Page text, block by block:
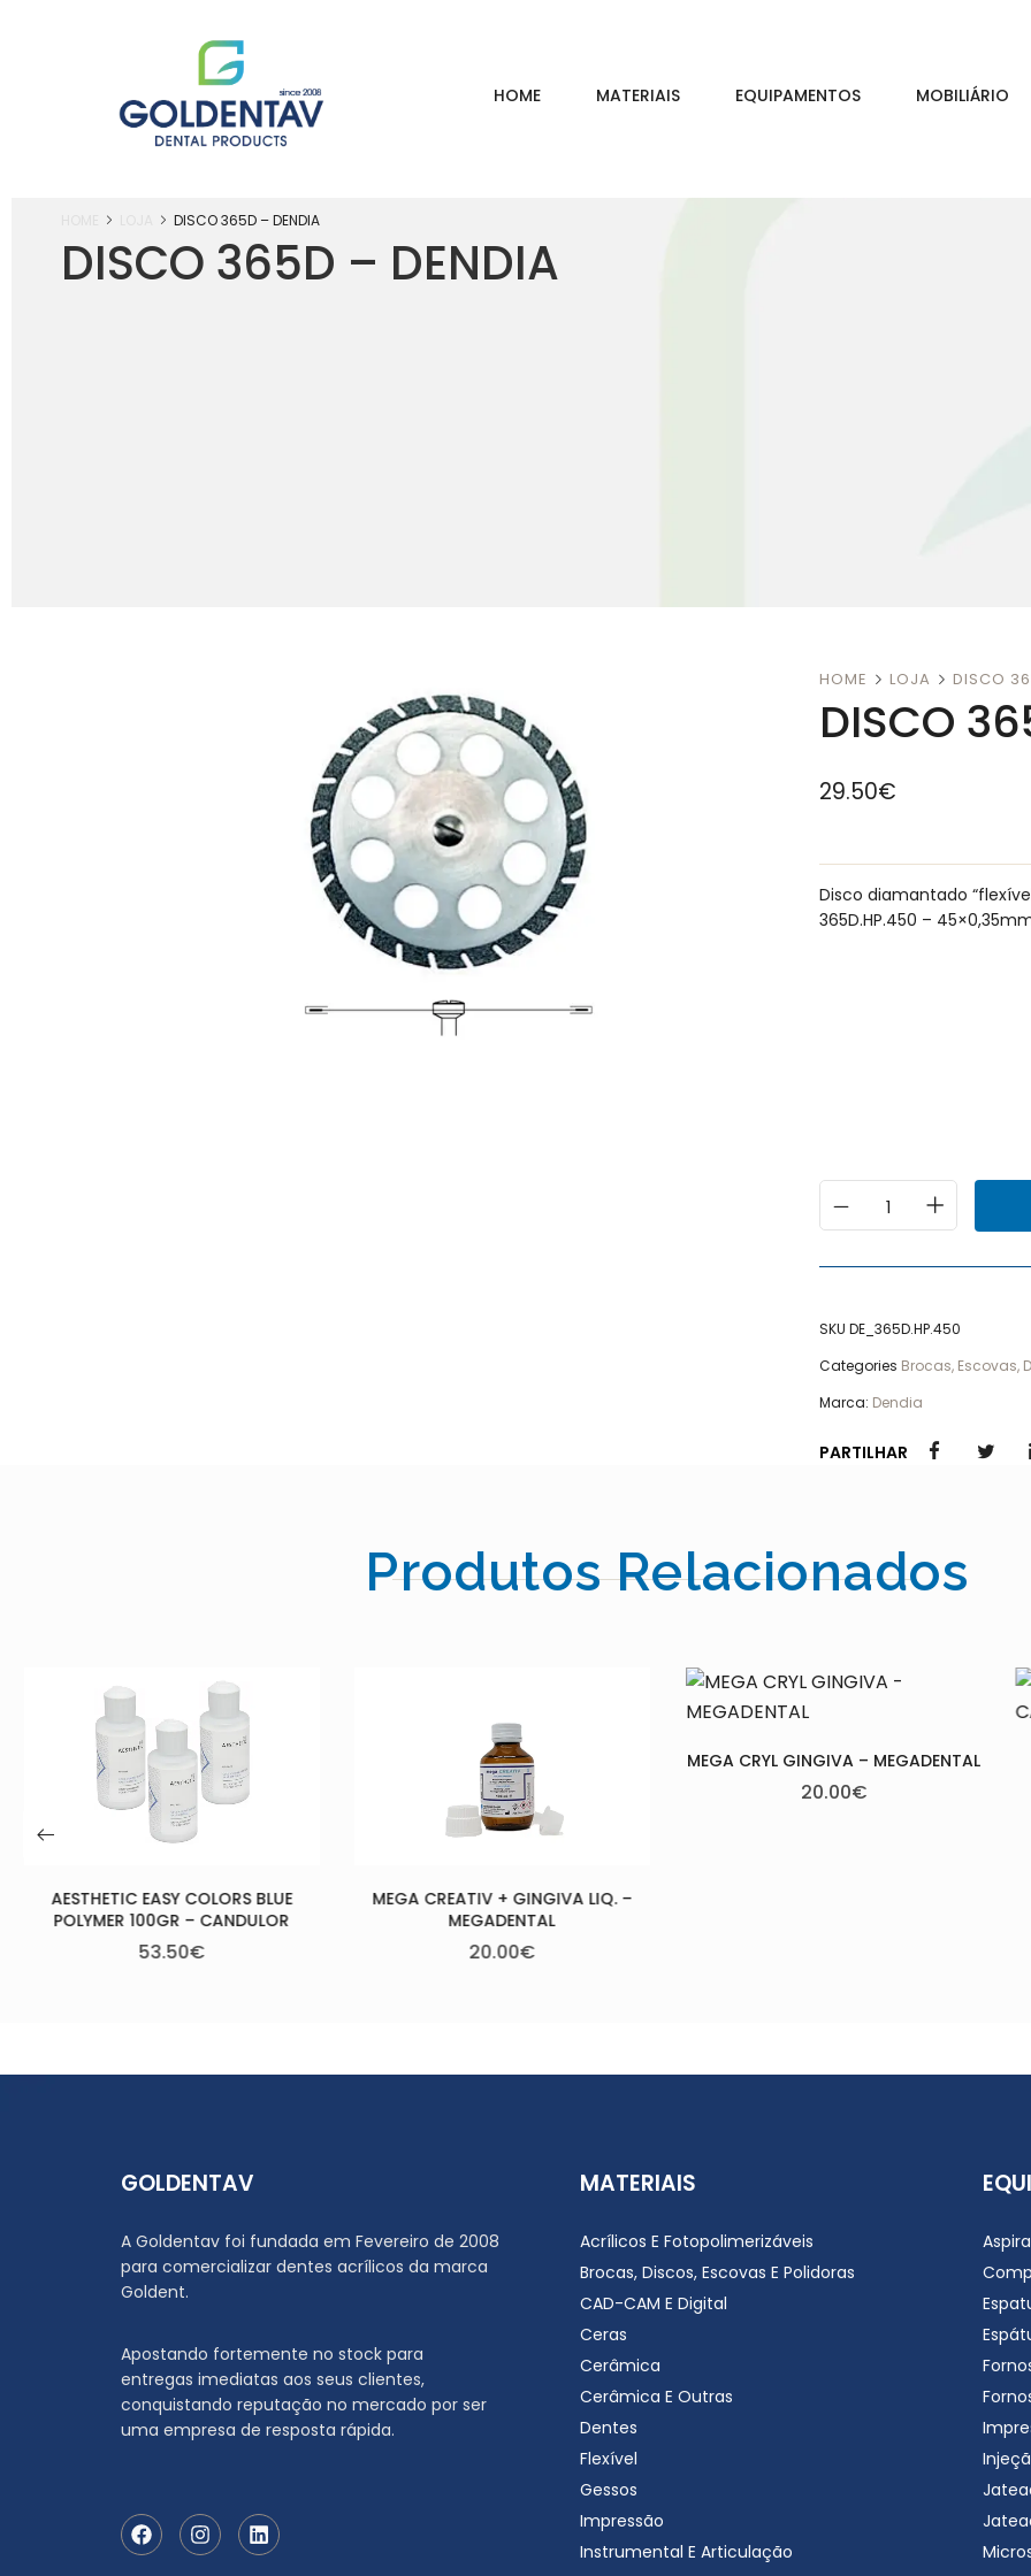
HOME MATERIAIS EQUIPAMENTOS MOBILIÁRIO
DISCO 365D – DENDIA
DISCO 365D – DENDIA
HOME LOJA DISCO
DISCO
29.50€
Disco diamantado
365D.HP.450 –
SKU DE_365D.HP.450
Categories Brocas, Escovas,
Marca: Dendia
PARTILHAR
Produtos Relacionados
BLUE
MEGA CREATIV + GINGIVA LIQ. –
MEGADENTAL
MEGA CRYL GINGIVA – MEGADENTAL
AESTHETIC RED POLYMER –
GOLDENTAV
A Goldentav foi fundada em Fevereiro de 2008
para comercializar dentes acrílicos da marca
Goldent.
Apostando fortemente no stock para
entregas imediatas aos seus clientes,
conquistando reputação no mercado por ser
uma empresa de resposta rápida.
MATERIAIS
Acrílicos E Fotopolimerizáveis
Brocas, Discos, Escovas E Polidoras
CAD-CAM E Digital
Ceras
Cerâmica
Cerâmica E Outras
Dentes
Flexível
Gessos
Impressão
Instrumental E Articulação